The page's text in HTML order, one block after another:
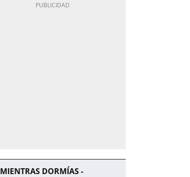
MIENTRAS DORMÍAS -